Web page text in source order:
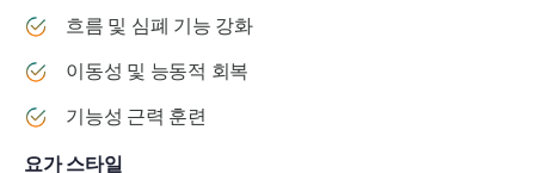
흐름 및 심폐 기능 강화
이동성 및 능동적 회복
기능성 근력 훈련
요가 스타일